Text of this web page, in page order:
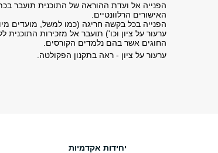
הפנייה אל ועדת ההוראה של התוכנית תועבר
האישורים הרלוונטיים.
הפנייה בכל בקשה חריגה (כמו למשל, מועדים
ערעור על ציון וכו') תועבר אל מזכירות התוכנית
החוגים אשר בהם נלמדים הקורסים.
ערעור על ציון - ראה בתקנון הפקולטה.
יחידות אקדמיות